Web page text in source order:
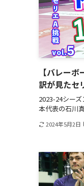
【バレー
訳が見たセ
2023-24シー
本代表の石川
2024年5月2日